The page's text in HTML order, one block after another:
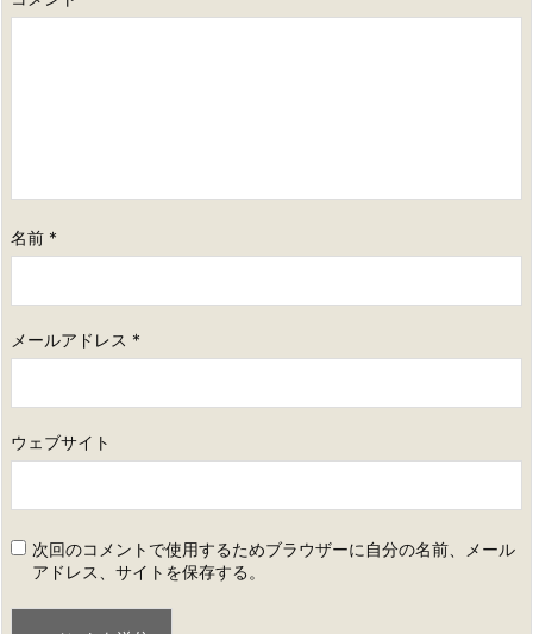
名前 *
メールアドレス *
ウェブサイト
次回のコメントで使用するためブラウザーに自分の名前、メール
アドレス、サイトを保存する。